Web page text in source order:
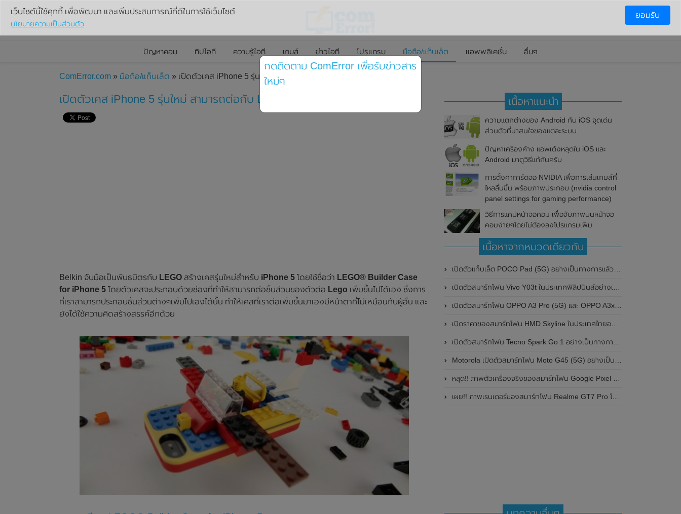
ปัญหาคอม ทิปไอที ความรู้ไอที เกมส์ ข่าวไอที โปรแกรม มือถือ/แท็บเล็ต แอพพลิเคชั่น อื่นๆ
ComError.com » มือถือ/แท็บเล็ต » เปิดตัวเคส iPhone 5 รุ่นใหม่ สามารถต่อกับ Lego ตามที่ต้องการได้
เปิดตัวเคส iPhone 5 รุ่นใหม่ สามารถต่อกับ Lego ในรูปแบบที่ต้องการได้
Belkin จับมือเป็นพันธมิตรกับ LEGO สร้างเคสรุ่นใหม่สำหรับ iPhone 5 โดยใช้ชื่อว่า LEGO® Builder Case
for iPhone 5 โดยตัวเคสจะประกอบด้วยช่องที่ทำให้สามารถต่อชิ้นส่วนของตัวต่อ Lego เพิ่มขึ้นไปได้เอง ซึ่งการ
ที่เราสามารถประกอบชิ้นส่วนต่างๆเพิ่มไปเองได้นั้น ทำให้เคสที่เราต่อเพิ่มขึ้นมาเองมีหน้าตาที่ไม่เหมือนกับผู้อื่น และ
ยังได้ใช้ความคิดสร้างสรรค์อีกด้วย
เนื้อหาแนะนำ
ความแตกต่างของ Android กับ iOS จุดเด่น
ส่วนตัวที่น่าสนใจของแต่ละระบบ
ปัญหาเครื่องค้าง แอพเด้งหลุดใน iOS และ
Android มาดูวิธีแก้กันครับ
การตั้งค่าการ์ดจอ NVIDIA เพื่อการเล่นเกมส์ที่
ไหลลื่นขึ้น พร้อมภาพประกอบ (nvidia control
panel settings for gaming performance)
วิธีการแคปหน้าจอคอม เพื่อจับภาพบนหน้าจอ
คอมง่ายๆโดยไม่ต้องลงโปรแกรมเพิ่ม
เนื้อหาจากหมวดเดียวกัน
เปิดตัวแท็บเล็ต POCO Pad (5G) อย่างเป็นทางการแล้วในประเทศอินเดีย มาพร้อมชิปเซ็ต Snapdragon 7s Gen 2 ของ Qualcomm และรองรับเครือข่าย 5G
เปิดตัวสมาร์ทโฟน Vivo Y03t ในประเทศฟิลิปปินส์อย่างเป็นทางการแล้ว มาพร้อมชิปเซ็ต Unisoc T612 , กล้องหลัง ความละเอียด 13MP , แบตเตอรี่ 5,000mAh และหน้าจอแสดงผล LCD / 90Hz
เปิดตัวสมาร์ทโฟน OPPO A3 Pro (5G) และ OPPO A3x ในประเทศไทยอย่างเป็นทางการแล้ว ในราคาเริ่มต้นเพียง 3,999 บาท
เปิดราคาของสมาร์ทโฟน HMD Skyline ในประเทศไทยอย่างเป็นทางการแล้ว ราคา 14,990 บาท
เปิดตัวสมาร์ทโฟน Tecno Spark Go 1 อย่างเป็นทางการแล้ว มาพร้อมหน้าจอแสดงผล LCD / 120Hz , แบตเตอรี่ 5,000mAh และใช้ชิปเซ็ต Unisoc
Motorola เปิดตัวสมาร์ทโฟน Moto G45 (5G) อย่างเป็นทางการแล้วในอินเดีย
หลุด!! ภาพตัวเครื่องจริงของสมาร์ทโฟน Google Pixel 9a โชว์ดีไซน์ใหม่ กล้องหลังแบนราบ ไม่มีกรอบของกล้องแล้ว
เผย!! ภาพเรนเดอร์ของสมาร์ทโฟน Realme GT7 Pro โชว์ให้เห็นดีไซน์ใหม่ พร้อมเผยรายละเอียดสเปกที่สำคัญบางส่วน
เว็บไซต์นี้ใช้คุกกี้ เพื่อพัฒนา และเพิ่มประสบการณ์ที่ดีในการใช้เว็บไซต์
นโยบายความเป็นส่วนตัว
ยอมรับ
กดติดตาม ComError เพื่อรับข่าวสาร
ใหม่ๆ